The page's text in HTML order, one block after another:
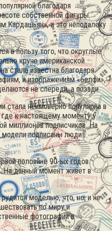
благодаря
собственной фигуры.
Кардашьян», и это неподалеку
в пользу того, что округлые
круче американской
стала известна благодаря
и изображениям «белфи»,
не спереди, а позади.
неимоверно популярна в
где к настоящему моменту у
миллионов подписчиков.На
модели подписаны люди
половине 90-ых годов
На данный момент живёт в
моделью, что, но, и не
по миру и
фотографии в